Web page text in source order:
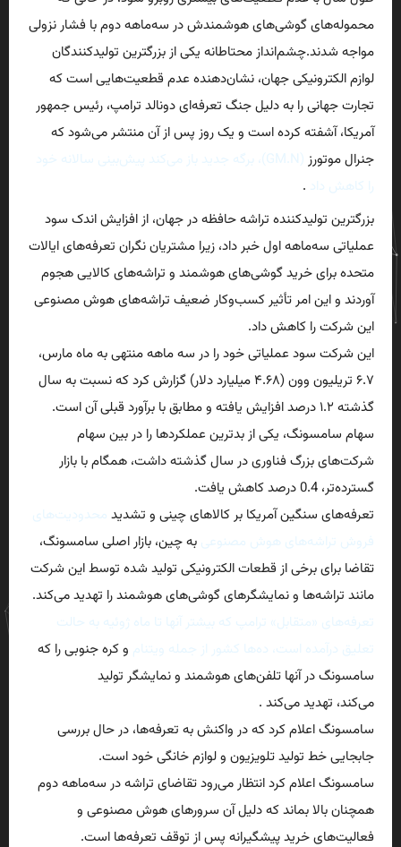
محموله‌های گوشی‌های هوشمندش در سه‌ماهه دوم با فشار نزولی
مواجه شدند.چشم‌انداز محتاطانه یکی از بزرگترین تولیدکنندگان
لوازم الکترونیکی جهان، نشان‌دهنده عدم قطعیت‌هایی است که
تجارت جهانی را به دلیل جنگ تعرفه‌ای دونالد ترامپ، رئیس جمهور
آمریکا، آشفته کرده است و یک روز پس از آن منتشر می‌شود که
جنرال موتورز (GM.N)، برگه جدید باز می‌کند
پیش‌بینی سالانه خود
را کاهش داد .
بزرگترین تولیدکننده تراشه حافظه در جهان، از افزایش اندک سود
عملیاتی سه‌ماهه اول خبر داد، زیرا مشتریان نگران تعرفه‌های ایالات
متحده برای خرید گوشی‌های هوشمند و تراشه‌های کالایی هجوم
آوردند و این امر تأثیر کسب‌وکار ضعیف تراشه‌های هوش مصنوعی
این شرکت را کاهش داد.
این شرکت سود عملیاتی خود را در سه ماهه منتهی به ماه مارس،
۶.۷ تریلیون وون (۴.۶۸ میلیارد دلار) گزارش کرد که نسبت به سال
گذشته ۱.۲ درصد افزایش یافته و مطابق با برآورد قبلی آن است.
سهام سامسونگ، یکی از بدترین عملکردها را در بین سهام
شرکت‌های بزرگ فناوری در سال گذشته داشت، همگام با بازار
گسترده‌تر، 0.4 درصد کاهش یافت.
تعرفه‌های سنگین آمریکا بر کالاهای چینی و تشدید محدودیت‌های
فروش تراشه‌های هوش مصنوعی به چین، بازار اصلی سامسونگ،
تقاضا برای برخی از قطعات الکترونیکی تولید شده توسط این شرکت
مانند تراشه‌ها و نمایشگرهای گوشی‌های هوشمند را تهدید می‌کند.
تعرفه‌های «متقابل» ترامپ که بیشتر آنها تا ماه ژوئیه به حالت
تعلیق درآمده است، ده‌ها کشور از جمله ویتنام و کره جنوبی را که
سامسونگ در آنها تلفن‌های هوشمند و نمایشگر تولید
می‌کند، تهدید می‌کند .
سامسونگ اعلام کرد که در واکنش به تعرفه‌ها، در حال بررسی
جابجایی خط تولید تلویزیون و لوازم خانگی خود است.
سامسونگ اعلام کرد انتظار می‌رود تقاضای تراشه در سه‌ماهه دوم
همچنان بالا بماند که دلیل آن سرورهای هوش مصنوعی و
فعالیت‌های خرید پیشگیرانه پس از توقف تعرفه‌ها است.